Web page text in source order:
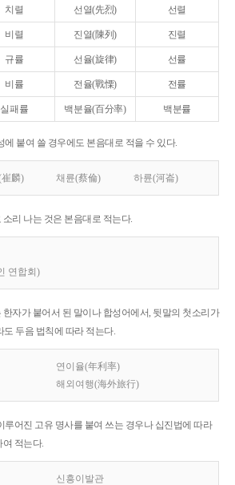
치렬 선열(先烈) 선렬
비렬 진열(陳列) 진렬
규률 선율(旋律) 선률
비률 전율(戰慄) 전률
실패률 백분율(百分率) 백분률
에 붙여 쓸 경우에도 본음대로 적을 수 있다.
麟) 채륜(蔡倫) 하륜(河崙)
리 나는 것은 본음대로 적는다.
연합회)
자가 붙어서 된 말이나 합성어에서, 뒷말의 첫소리가
도 두음 법칙에 따라 적는다.
연이율(年利率)
해외여행(海外旅行)
루어진 고유 명사를 붙여 쓰는 경우나 십진법에 따라
여 적는다.
신흥이발관